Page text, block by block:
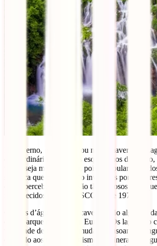
De Inverno, no Outono ou na Primavera, os
extraordinários. Não nos esquecemos do Verão,
talvez seja melhor evitar, pois a popularidade
significa que os lagos são invadidos por
difícil perceber porque são tão famosos e
reconhecidos pela UNESCO desde 1979.
Quedas d’água, lagos e cavernas são algumas
deste parque nacional na Europa. Os lagos são
variedade de cores que mudam consoante o
e devido aos microorganismos e minerais na